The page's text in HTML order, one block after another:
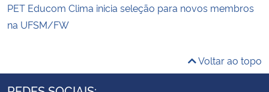
PET Educom Clima inicia seleção para novos membros
na UFSM/FW
Voltar ao topo